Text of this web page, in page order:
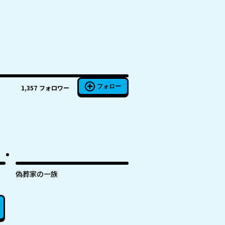
1,357 フォロワー フォロー
偽葬家の一族